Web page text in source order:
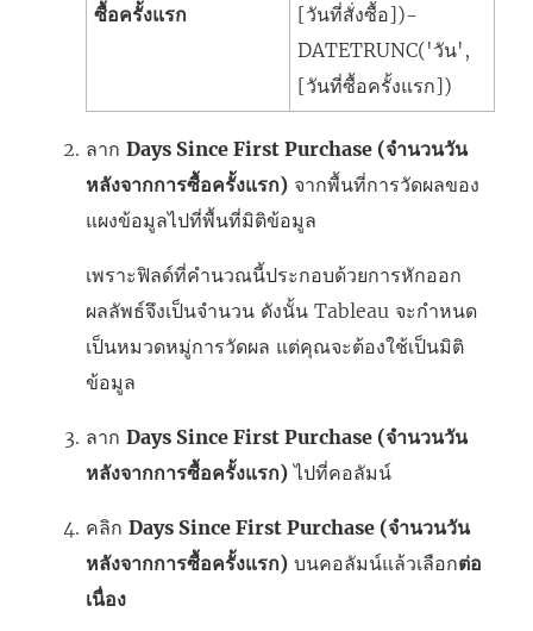
ซื้อครั้งแรก
[วันที่สั่งซื้อ])-
DATETRUNC('วัน',
[วันที่ซื้อครั้งแรก])
ลาก Days Since First Purchase (จำนวนวัน
หลังจากการซื้อครั้งแรก) จากพื้นที่การวัดผลของ
แผงข้อมูลไปที่พื้นที่มิติข้อมูล
เพราะฟิลด์ที่คำนวณนี้ประกอบด้วยการหักออก
ผลลัพธ์จึงเป็นจำนวน ดังนั้น Tableau จะกำหนด
เป็นหมวดหมู่การวัดผล แต่คุณจะต้องใช้เป็นมิติ
ข้อมูล
ลาก Days Since First Purchase (จำนวนวัน
หลังจากการซื้อครั้งแรก) ไปที่คอลัมน์
คลิก Days Since First Purchase (จำนวนวัน
หลังจากการซื้อครั้งแรก) บนคอลัมน์แล้วเลือกต่อ
เนื่อง